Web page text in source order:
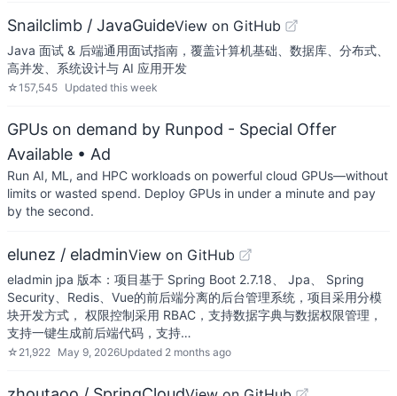
Snailclimb / JavaGuideView on GitHub
Java 面试 & 后端通用面试指南，覆盖计算机基础、数据库、分布式、
高并发、系统设计与 AI 应用开发
☆157,545 Updated this week
GPUs on demand by Runpod - Special Offer
Available • Ad
Run AI, ML, and HPC workloads on powerful cloud GPUs—without
limits or wasted spend. Deploy GPUs in under a minute and pay
by the second.
elunez / eladminView on GitHub
eladmin jpa 版本：项目基于 Spring Boot 2.7.18、 Jpa、 Spring
Security、Redis、Vue的前后端分离的后台管理系统，项目采用分模
块开发方式， 权限控制采用 RBAC，支持数据字典与数据权限管理，
支持一键生成前后端代码，支持…
☆ 21,922 May 9, 2026Updated 2 months ago